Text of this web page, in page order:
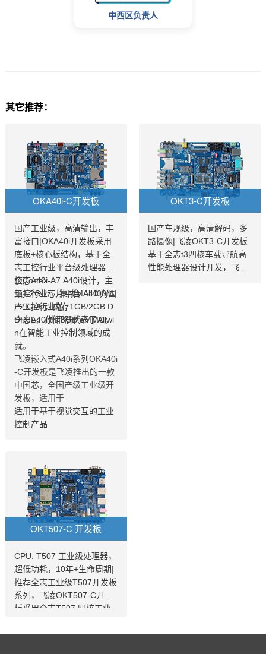
中西区负责人
其它推荐：
OKA40i-C开发板
国产工业级，高清输出，丰
富接口|OKA40i开发板采用
底板+核心板结构，基于全
志工控行业平台级处理器四
核Cortex-A7 A40i设计，主
频1.2GHz，集成MAli400M
P2 GPU，内存1GB/2GB D
DR3L，存储8GB eMMC。
全志A40i
工控行业芯片平台 A40i为国
产工控行业芯，
全志A40i处理器代表了Allwi
n在智能工业控制领域的成
就。
飞凌嵌入式A40i系列OKA40i
-C开发板是飞凌推出的一款
中国芯，全国产级工业级开
发板，适用于
适用于基于视觉交互的工业
控制产品
OKT3-C开发板
国产车规级，高清解码，多
路摄像|飞凌OKT3-C开发板
基于全志t3四核车载导航高
性能处理器设计开发，飞凌
OKT507-C 开发板
CPU: T507 工业级处理器，
超低功耗，10年+生命周期|
推荐全志工业级T507开发板
系列，飞凌OKT507-C开发
板采用全志T507 四核工业
ortex-A53架构，工业级宽